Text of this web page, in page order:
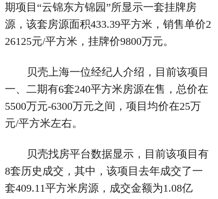
期项目“云锦东方锦园”所显示一套挂牌房
源，该套房源面积433.39平方米，销售单价2
26125元/平方米，挂牌价9800万元。
贝壳上海一位经纪人介绍，目前该项目
一、二期有6套240平方米房源在售，总价在
5500万元-6300万元之间，项目均价在25万
元/平方米左右。
贝壳找房平台数据显示，目前该项目有
8套历史成交，其中，该项目去年成交了一
套409.11平方米房源，成交金额为1.08亿